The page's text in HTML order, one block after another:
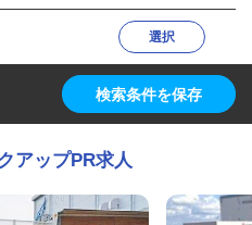
選択
検索条件を保存
アップPR求人